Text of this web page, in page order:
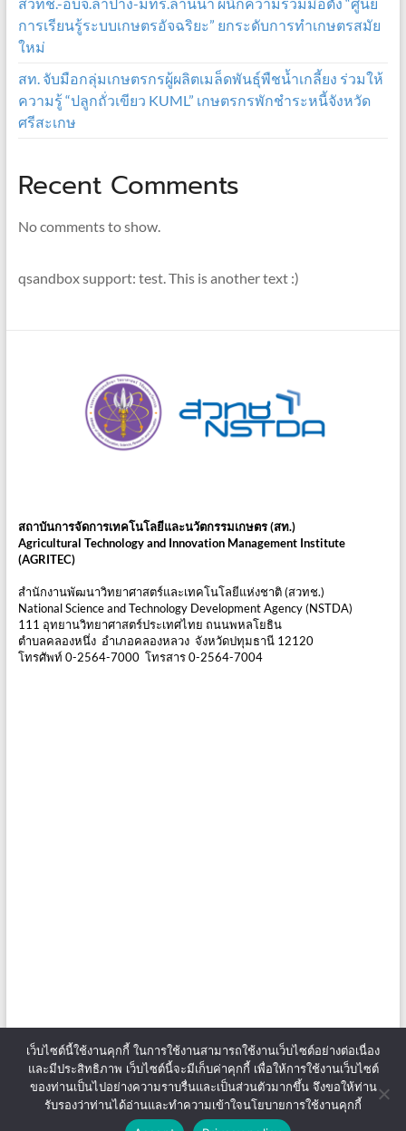
การเรียนรู้ระบบเกษตรอัจฉริยะ” ยกระดับการทำเกษตรสมัย
ใหม่
สท. จับมือกลุ่มเกษตรกรผู้ผลิตเมล็ดพันธุ์พืชน้ำเกลี้ยง ร่วมให้
ความรู้ “ปลูกถั่วเขียว KUML” เกษตรกรพักชำระหนี้จังหวัด
ศรีสะเกษ
Recent Comments
No comments to show.
qsandbox support: test. This is another text :)
สถาบันการจัดการเทคโนโลยีและนวัตกรรมเกษตร (สท.)
Agricultural Technology and Innovation Management Institute
(AGRITEC)
สำนักงานพัฒนาวิทยาศาสตร์และเทคโนโลยีแห่งชาติ (สวทช.)
National Science and Technology Development Agency (NSTDA)
111 อุทยานวิทยาศาสตร์ประเทศไทย ถนนพหลโยธิน
ตำบลคลองหนึ่ง อำเภอคลองหลวง จังหวัดปทุมธานี 12120
โทรศัพท์ 0-2564-7000 โทรสาร 0-2564-7004
Copyright © 2026สถาบันการจัดการเทคโนโลยีและนวัตกรรมเกษตร. All rights
reserved. ThemeSpaciousby ThemeGrill. Powered by:
เว็บไซต์นี้ใช้งานคุกกี้ ในการใช้งานสามารถใช้งานเว็บไซต์อย่างต่อเนื่อง
และมีประสิทธิภาพ เว็บไซต์นี้จะมีเก็บค่าคุกกี้ เพื่อให้การใช้งานเว็บไซต์
ของท่านเป็นไปอย่างความราบรื่นและเป็นส่วนตัวมากขึ้น จึงขอให้ท่าน
รับรองว่าท่านได้อ่านและทำความเข้าใจนโยบายการใช้งานคุกกี้